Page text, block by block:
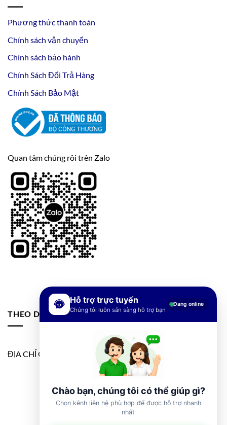
Phương thức thanh toán
Chính sách vận chuyển
Chính sách bảo hành
Chính Sách Đổi Trả Hàng
Chính Sách Bảo Mật
Quan tâm chúng rôi trên Zalo
THEO DÕI FANPAGE
ĐỊA CHỈ GOOGLE MAP
Hỗ trợ trực tuyến
Chúng tôi luôn sẵn sàng hỗ trợ bạn
Đang online
Chào bạn, chúng tôi có thể giúp gì?
Chọn kênh liên hệ phù hợp để được hỗ trợ nhanh
nhất